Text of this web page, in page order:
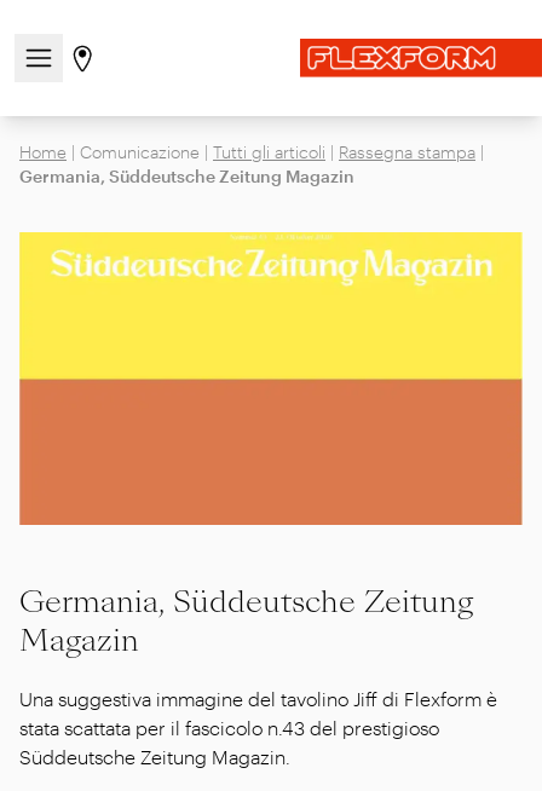
Apri/chiudi il menu di navigazione
Vai alla pagina degli stores
Home | Comunicazione | Tutti gli articoli | Rassegna stampa |
Germania, Süddeutsche Zeitung Magazin
Germania, Süddeutsche Zeitung
Magazin
Una suggestiva immagine del tavolino Jiff di Flexform è
stata scattata per il fascicolo n.43 del prestigioso
Süddeutsche Zeitung Magazin.